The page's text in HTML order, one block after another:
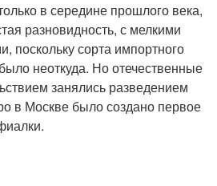
в середине прошлого века,
разновидность, с мелкими
поскольку сорта импортного
неоткуда. Но отечественные
занялись разведением
в Москве было создано первое